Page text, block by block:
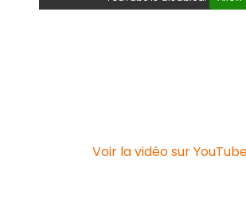
Voir la vidéo sur